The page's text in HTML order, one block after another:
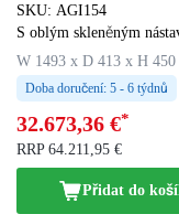
SKU: AGI154
S oblým skleněným
W 1493 x D 413 x H 450
Doba doručení:5 - 6 týdnů
32.673,36 €*
RRP 64.211,95 €
Přidat do